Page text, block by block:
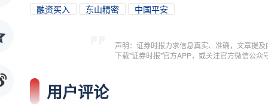
融资买入 东山精密 中国平安
声明：证券时报力求信息真实、准确，文章提
下载"证券时报"官方APP，或关注官方微信公
用户评论